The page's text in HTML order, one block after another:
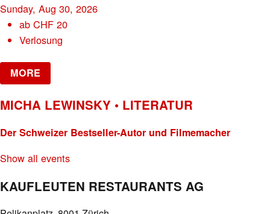
Sunday, Aug 30, 2026
abCHF 20
Verlosung
MORE
MICHA LEWINSKY • LITERATUR
Der Schweizer Bestseller-Autor und Filmemacher
Show all events
KAUFLEUTEN RESTAURANTS AG